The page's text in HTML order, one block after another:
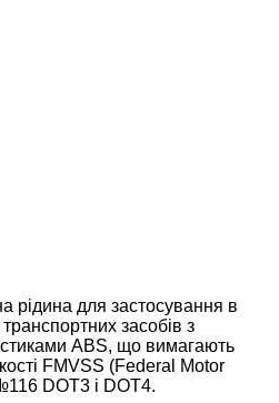
рідина для застосування в
засобів з
ABS, що вимагають
FMVSS (Federal Motor
DOT3 і DOT4.